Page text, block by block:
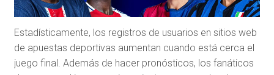
Estadísticamente, los registros de usuarios en sitios web
de apuestas deportivas aumentan cuando está cerca el
juego final. Además de hacer pronósticos, los fanáticos